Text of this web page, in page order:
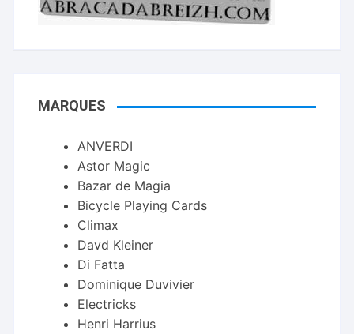
MARQUES
ANVERDI
Astor Magic
Bazar de Magia
Bicycle Playing Cards
Climax
Davd Kleiner
Di Fatta
Dominique Duvivier
Electricks
Henri Harrius